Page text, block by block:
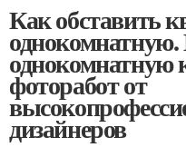
Как обставить
однокомнатную.
однокомнатную
фоторабот от
дизайнеров